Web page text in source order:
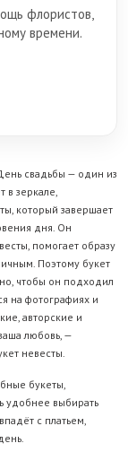
флористов,
времени.
свадьбы — один из
в зеркале,
который завершает
дня. Он
помогает образу
Поэтому букет
чтобы он подходил
на фотографиях и
авторские и
любовь, —
невесты.
букеты,
удобнее выбирать
с платьем,